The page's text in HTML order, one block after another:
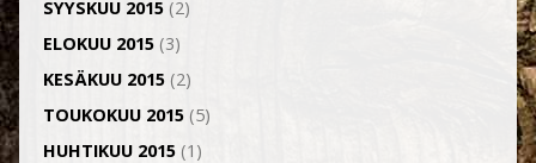
SYYSKUU 2015(2)
ELOKUU 2015(3)
KESÄKUU 2015(2)
TOUKOKUU 2015(5)
HUHTIKUU 2015(1)